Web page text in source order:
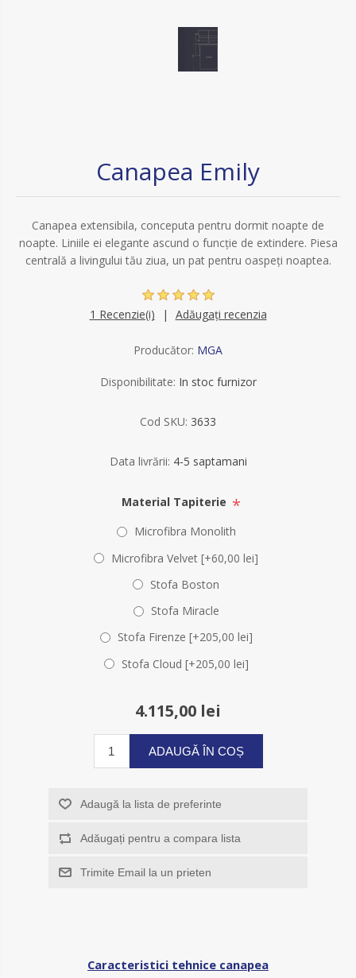
Canapea Emily
Canapea extensibila, conceputa pentru dormit noapte de
noapte. Liniile ei elegante ascund o funcție de extindere. Piesa
centrală a livingului tău ziua, un pat pentru oaspeți noaptea.
1 Recenzie(i) Adăugați recenzia
Producător: MGA
Disponibilitate: In stoc furnizor
Cod SKU: 3633
Data livrării: 4-5 saptamani
Material Tapiterie *
Microfibra Monolith
Microfibra Velvet [+60,00 lei]
Stofa Boston
Stofa Miracle
Stofa Firenze [+205,00 lei]
Stofa Cloud [+205,00 lei]
4.115,00 lei
ADAUGĂ ÎN COȘ
Adaugă la lista de preferinte
Adăugați pentru a compara lista
Trimite Email la un prieten
Caracteristici tehnice canapea